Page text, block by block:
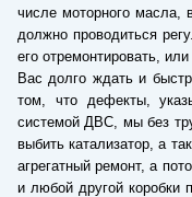
числе моторного масла,
должно проводиться
его отремонтировать,
Вас долго ждать и
том, что дефекты,
системой ДВС, мы без
выбить катализатор, а
агрегатный ремонт, а
и любой другой коробки